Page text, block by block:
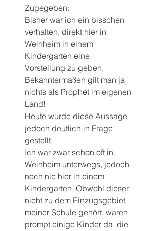
Zugegeben:
Bisher war ich ein bisschen
verhalten, direkt hier in
Weinheim in einem
Kindergarten eine
Vorstellung zu geben.
Bekanntermaßen gilt man ja
nichts als Prophet im eigenen
Land!
Heute wurde diese Aussage
jedoch deutlich in Frage
gestellt.
Ich war zwar schon oft in
Weinheim unterwegs, jedoch
noch nie hier in einem
Kindergarten. Obwohl dieser
nicht zu dem Einzugsgebiet
meiner Schule gehört, waren
prompt einige Kinder da, die